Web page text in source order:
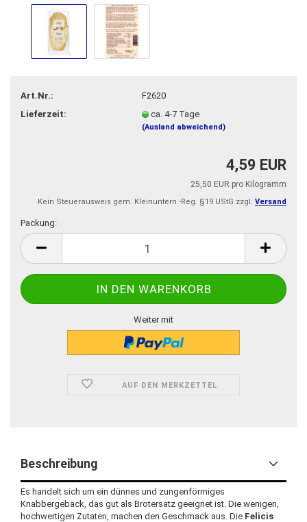
Art.Nr.:
F2620
Lieferzeit:
ca. 4-7 Tage
(Ausland abweichend)
4,59 EUR
25,50 EUR pro Kilogramm
Kein Steuerausweis gem. Kleinuntern.-Reg. §19 UStG zzgl. Versand
Packung:
Packung
Weiter mit
AUF DEN MERKZETTEL
Beschreibung
Es handelt sich um ein dünnes und zungenförmiges
Knabbergebäck, das gut als Brotersatz geeignet ist. Die wenigen,
hochwertigen Zutaten, machen den Geschmack aus. Die Felicis